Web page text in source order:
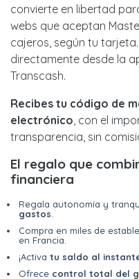
convierte en libertad
webs que aceptan
cajeros, según tu
directamente desde la
Transcash.
Recibes tu código de
electrónico , con el
transparencia, sin
El regalo que
financiera
Regala autonomía y
gastos
Compra en miles de
en Francia.
¡Activa tu saldo al
Ofrece control total del